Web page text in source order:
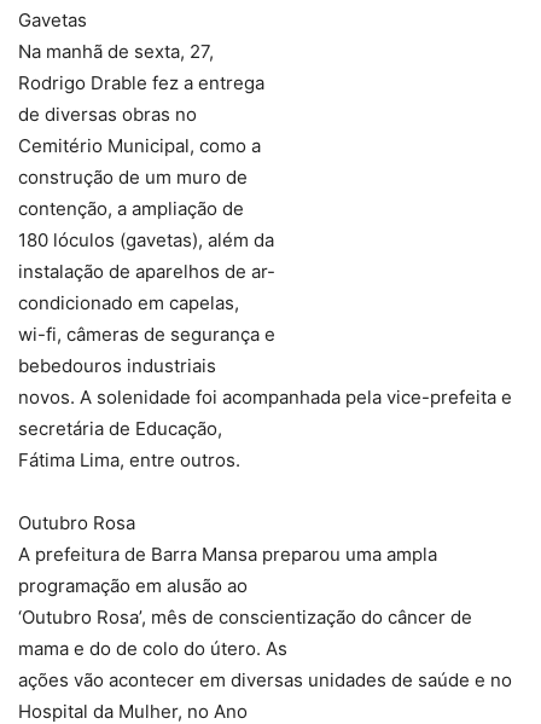
Gavetas
Na manhã de sexta, 27,
Rodrigo Drable fez a entrega
de diversas obras no
Cemitério Municipal, como a
construção de um muro de
contenção, a ampliação de
180 lóculos (gavetas), além da
instalação de aparelhos de ar-
condicionado em capelas,
wi-fi, câmeras de segurança e
bebedouros industriais
novos. A solenidade foi acompanhada pela vice-prefeita e
secretária de Educação,
Fátima Lima, entre outros.
Outubro Rosa
A prefeitura de Barra Mansa preparou uma ampla
programação em alusão ao
‘Outubro Rosa’, mês de conscientização do câncer de
mama e do de colo do útero. As
ações vão acontecer em diversas unidades de saúde e no
Hospital da Mulher, no Ano